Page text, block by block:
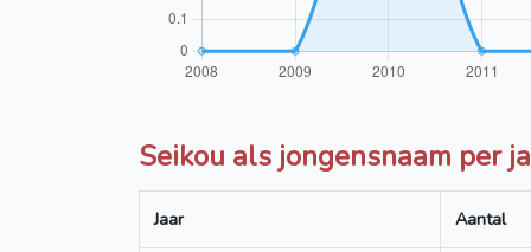
Seikou als jongensnaam per
Jaar Aantal